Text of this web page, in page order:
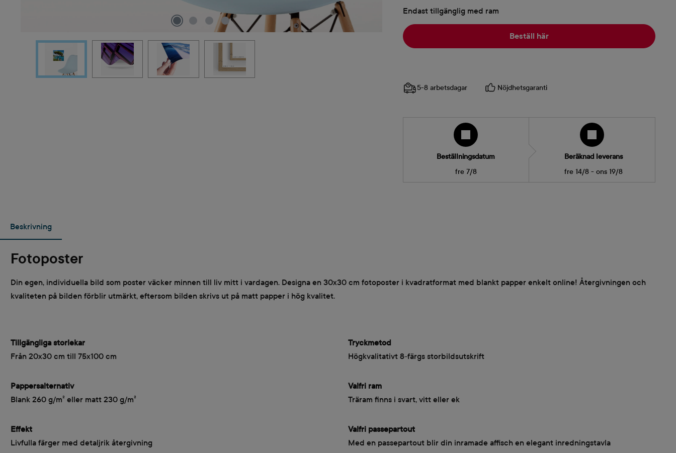
Endast tillgänglig med ram
Beställ här
5-8 arbetsdagar Nöjdhetsgaranti
Beställningsdatum
fre 7/8
Beräknad leverans
fre 14/8 - ons 19/8
Beskrivning
Fotoposter
Din egen, individuella bild som poster väcker minnen till liv mitt i vardagen. Designa en 30x30 cm fotoposter i kvadratformat med blankt papper enkelt online! Återgivningen och
kvaliteten på bilden förblir utmärkt, eftersom bilden skrivs ut på matt papper i hög kvalitet.
Tillgängliga storlekar
Från 20x30 cm till 75x100 cm
Pappersalternativ
Blank 260 g/m² eller matt 230 g/m²
Effekt
Livfulla färger med detaljrik återgivning
Tryckmetod
Högkvalitativt 8-färgs storbildsutskrift
Valfri ram
Träram finns i svart, vitt eller ek
Valfri passepartout
Med en passepartout blir din inramade affisch en elegant inredningstavla